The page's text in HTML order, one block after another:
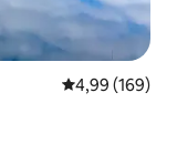
4,99 av 5 i
4,99 (169)